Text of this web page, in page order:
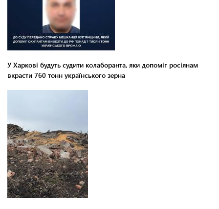
У Харкові будуть судити колаборанта, яки допоміг росіянам
вкрасти 760 тонн українського зерна